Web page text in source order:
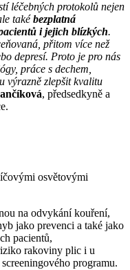
léčebných protokolů nejen
takébezplatná
i jejich blízkých.
přitom více než
depresí. Proto je pro nás
práce s dechem,
výrazně zlepšit kvalitu
, předsedkyně a
osvětovými
na odvykání kouření,
jako prevenci a také jako
pacientů,
rakoviny plic i u
programu.